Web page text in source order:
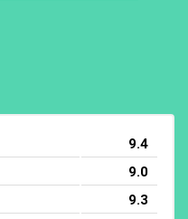
9.4
9.0
9.3